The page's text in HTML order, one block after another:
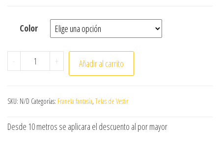
Color
- Tela Franela Fantasía x metro cantidad
+ Añadir al carrito
SKU: N/D Categorías: Franela fantasía, Telas de Vestir
Desde 10 metros se aplicara el descuento al por mayor